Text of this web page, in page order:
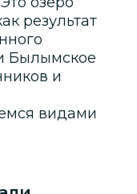
результат
Былымское
и
видами